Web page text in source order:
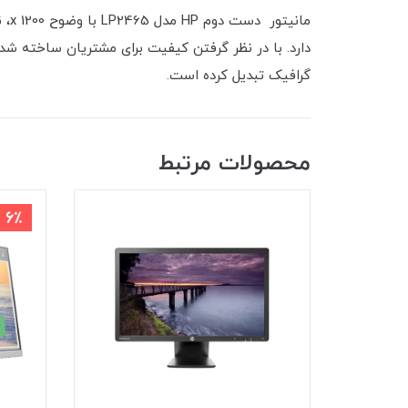
دارد. با در نظر گرفتن کیفیت برای مشتریان ساخته
گرافیک تبدیل کرده است.
محصولات مرتبط
6٪